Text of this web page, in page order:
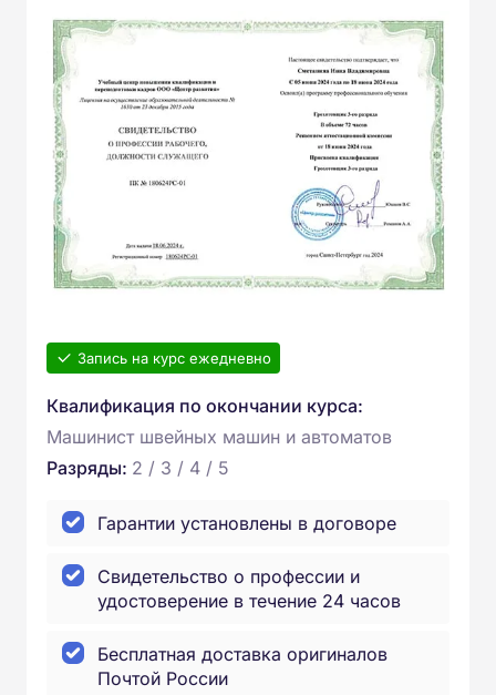
Запись на курс ежедневно
Квалификация по окончании курса:
Машинист швейных машин и автоматов
Разряды: 2 / 3 / 4 / 5
Гарантии установлены в договоре
Свидетельство о профессии и
удостоверение в течение 24 часов
Бесплатная доставка оригиналов
Почтой России